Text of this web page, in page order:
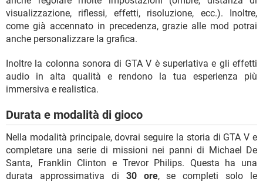
visualizzazione, riflessi, effetti, risoluzione, ecc.). Inoltre,
come già accennato in precedenza, grazie alle mod potrai
anche personalizzare la grafica.
Inoltre la colonna sonora di GTA V è superlativa e gli effetti
audio in alta qualità e rendono la tua esperienza più
immersiva e realistica.
Durata e modalità di gioco
Nella modalità principale, dovrai seguire la storia di GTA V e
completare una serie di missioni nei panni di Michael De
Santa, Franklin Clinton e Trevor Philips. Questa ha una
durata approssimativa di 30 ore, se completi solo le